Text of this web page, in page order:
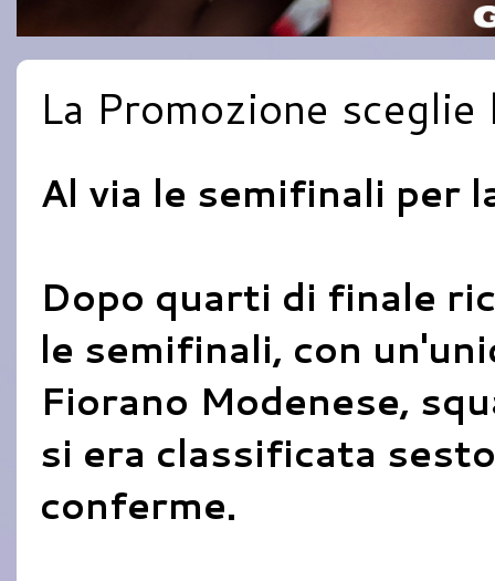
La Promozione
Al via le semifinali per
Dopo quarti di finale
le semifinali, con
Fiorano Modenese,
si era classificata
conferme.